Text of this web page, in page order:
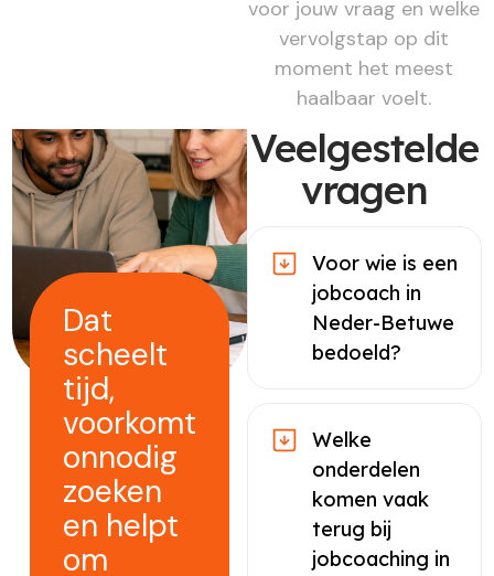
voor jouw vraag en welke
vervolgstap op dit
moment het meest
haalbaar voelt.
Dat
scheelt
tijd,
voorkomt
onnodig
zoeken
en helpt
om
Veelgestelde
vragen
Voor wie is een
jobcoach in
Neder-Betuwe
bedoeld?
Welke
onderdelen
komen vaak
terug bij
jobcoaching in